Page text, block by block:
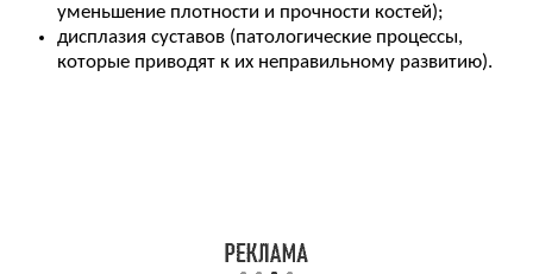
уменьшение плотности и прочности костей);
дисплазия суставов (патологические процессы,
которые приводят к их неправильному развитию).